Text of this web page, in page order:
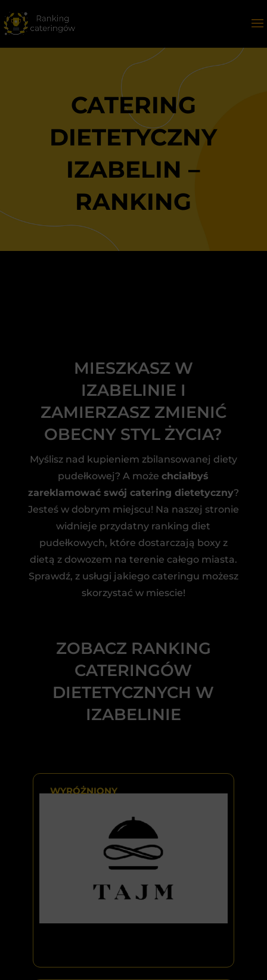
CATERING
DIETETYCZNY
IZABELIN –
RANKING
MIESZKASZ W
IZABELINIE I
ZAMIERZASZ ZMIENIĆ
OBECNY STYL ŻYCIA?
Myślisz nad kupieniem zbilansowanej diety
pudełkowej? A możechciałbyś
zareklamować swój catering dietetyczny?
Jesteś w dobrym miejscu! Na naszej stronie
widnieje przydatny ranking diet
pudełkowych, które dostarczają boxy z
dietą z dowozem na terenie całego miasta.
Sprawdź, z usługi jakiego cateringu możesz
skorzystać w miescie!
ZOBACZ RANKING
CATERINGÓW
DIETETYCZNYCH W
IZABELINIE
WYRÓŻNIONY